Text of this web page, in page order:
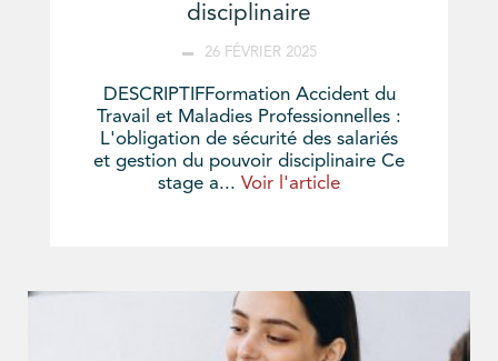
disciplinaire
26 FÉVRIER 2025
DESCRIPTIFFormation Accident du
Travail et Maladies Professionnelles :
L'obligation de sécurité des salariés
et gestion du pouvoir disciplinaire Ce
stage a... Voir l'article